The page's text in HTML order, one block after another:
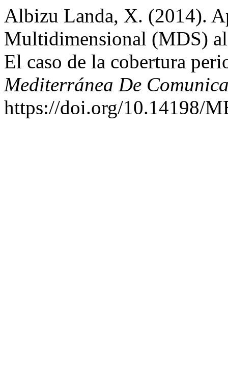
Albizu Landa, X. (2014).
Multidimensional (MDS)
El caso de la cobertura
Mediterránea De
https://doi.org/10.14198/